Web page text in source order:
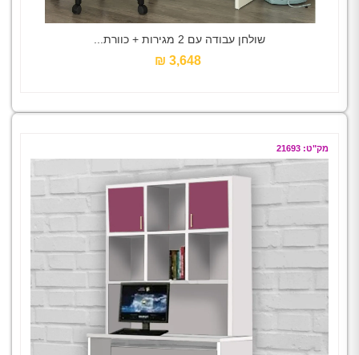
שולחן עבודה עם 2 מגירות + כוורת...
3,648 ₪‎
מק"ט: 21693